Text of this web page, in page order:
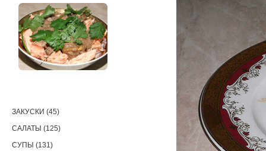
ЗАКУСКИ (45)
САЛАТЫ (125)
СУПЫ (131)